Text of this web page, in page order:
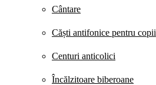
Cântare
Căști antifonice pentru copii
Centuri anticolici
Încălzitoare biberoane